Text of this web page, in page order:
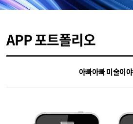
APP 포트폴리오
아빠아빠 미술이